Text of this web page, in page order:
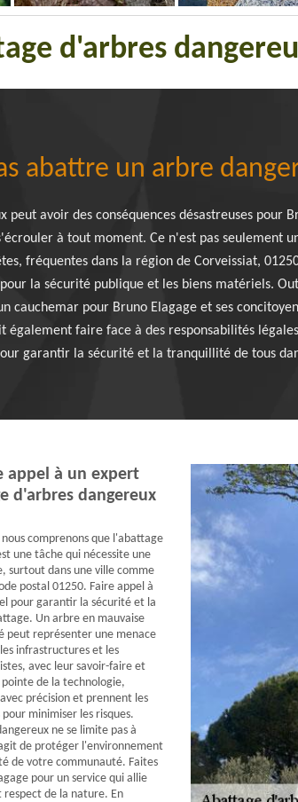
d'arbres
abattre un arbre
avoir des conséquences désastreuses pour
à tout moment. Ce n'est pas seulement
fréquentes dans la région de Corveissiat,
la sécurité publique et les biens matériels.
cauchemar pour Bruno Elagage et ses
faire face à des responsabilités
garantir la sécurité et la tranquillité de tous
appel à un expert
d'arbres dangereux
comprenons que l'abattage
une tâche qui nécessite une
surtout dans une ville comme
postal 01250. Faire appel à
pour garantir la sécurité et la
Un arbre en mauvaise
peut représenter une menace
infrastructures et les
avec leur savoir-faire et
de la technologie,
précision et prennent les
minimiser les risques.
ne se limite pas à
de protéger l'environnement
de votre communauté. Faites
pour un service qui allie
de la nature. En